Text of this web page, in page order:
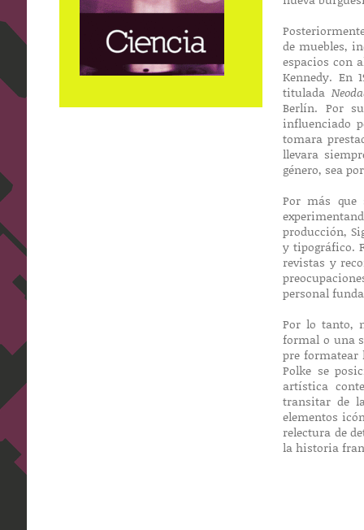
de muebles,
espacios con
Kennedy. En
titulada
Berlín. Por
influenciado
tomara
llevara
género, sea
Por más que
producción,
y tipográfico.
revistas y
personal
Por lo tanto,
formal o una
pre formatear
Polke se
artística
transitar de
elementos
relectura de
la historia